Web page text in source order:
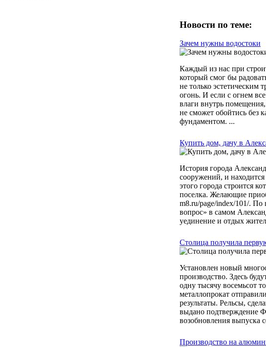
Новости по теме:
Зачем нужны водостоки
Каждый из нас при
который смог бы
не только
огонь. И если с огнем
влаги внутрь
не сможет обойтись без
фундаментом. ...
Купить дом, дачу в
История города
сооружений, и
этого города строится
поселка. Желающие
m8.ru/page/index/101/. По
вопрос» в самом
уединение и отдых
Столица получила
Установлен новый
производство. Здесь
одну тысячу восемьсот
металлопрокат
результаты. Рельсы,
выдано подтверждение
возобновления выпуска
Производство на